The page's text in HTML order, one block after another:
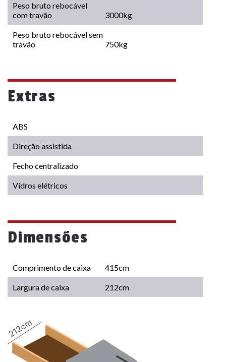
Peso bruto rebocável
com travão
3000kg
Peso bruto rebocável sem
travão
750kg
Extras
ABS
Direção assistida
Fecho centralizado
Vidros elétricos
Dimensões
Comprimento de caixa 415cm
Largura de caixa 212cm
212cm